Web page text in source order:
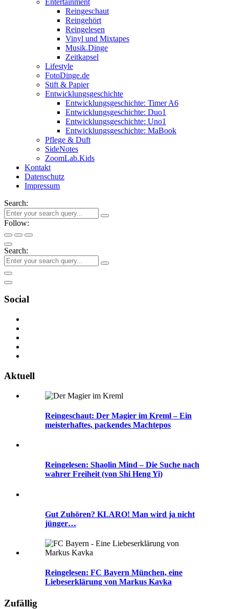
Reingeschaut
Reingehört
Reingelesen
Vinyl und Mixtapes
Musik.Dinge
Zeitkapsel
Lifestyle
FotoDinge.de
Stift & Papier
Entwicklungsgeschichte
Entwicklungsgeschichte: Timer A6
Entwicklungsgeschichte: Duo1
Entwicklungsgeschichte: Uno1
Entwicklungsgeschichte: MaBook
Pflege & Duft
SideNotes
ZoomLab.Kids
Kontakt
Datenschutz
Impressum
Search:
Follow:
Search:
Social
Aktuell
Reingeschaut: Der Magier im Kreml – Ein
meisterhaftes, packendes Machtepos
Reingelesen: Shaolin Mind – Die Suche nach
wahrer Freiheit (von Shi Heng Yi)
Gut Zuhören? KLARO! Man wird ja nicht
jünger…
Reingelesen: FC Bayern München, eine
Liebeserklärung von Markus Kavka
Zufällig